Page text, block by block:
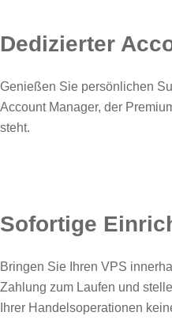
Dedizierter
Genießen Sie persönlichen
Account Manager, der
steht.
Sofortige
Bringen Sie Ihren VPS
Zahlung zum Laufen und
Ihrer Handelsoperationen